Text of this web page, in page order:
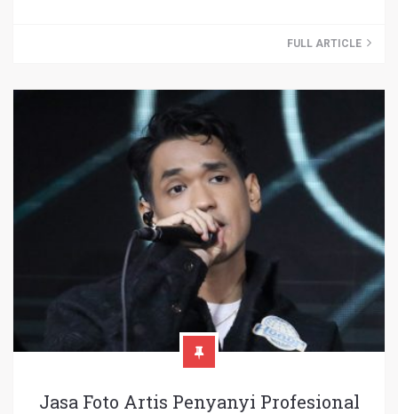
FULL ARTICLE
Jasa Foto Artis Penyanyi Profesional